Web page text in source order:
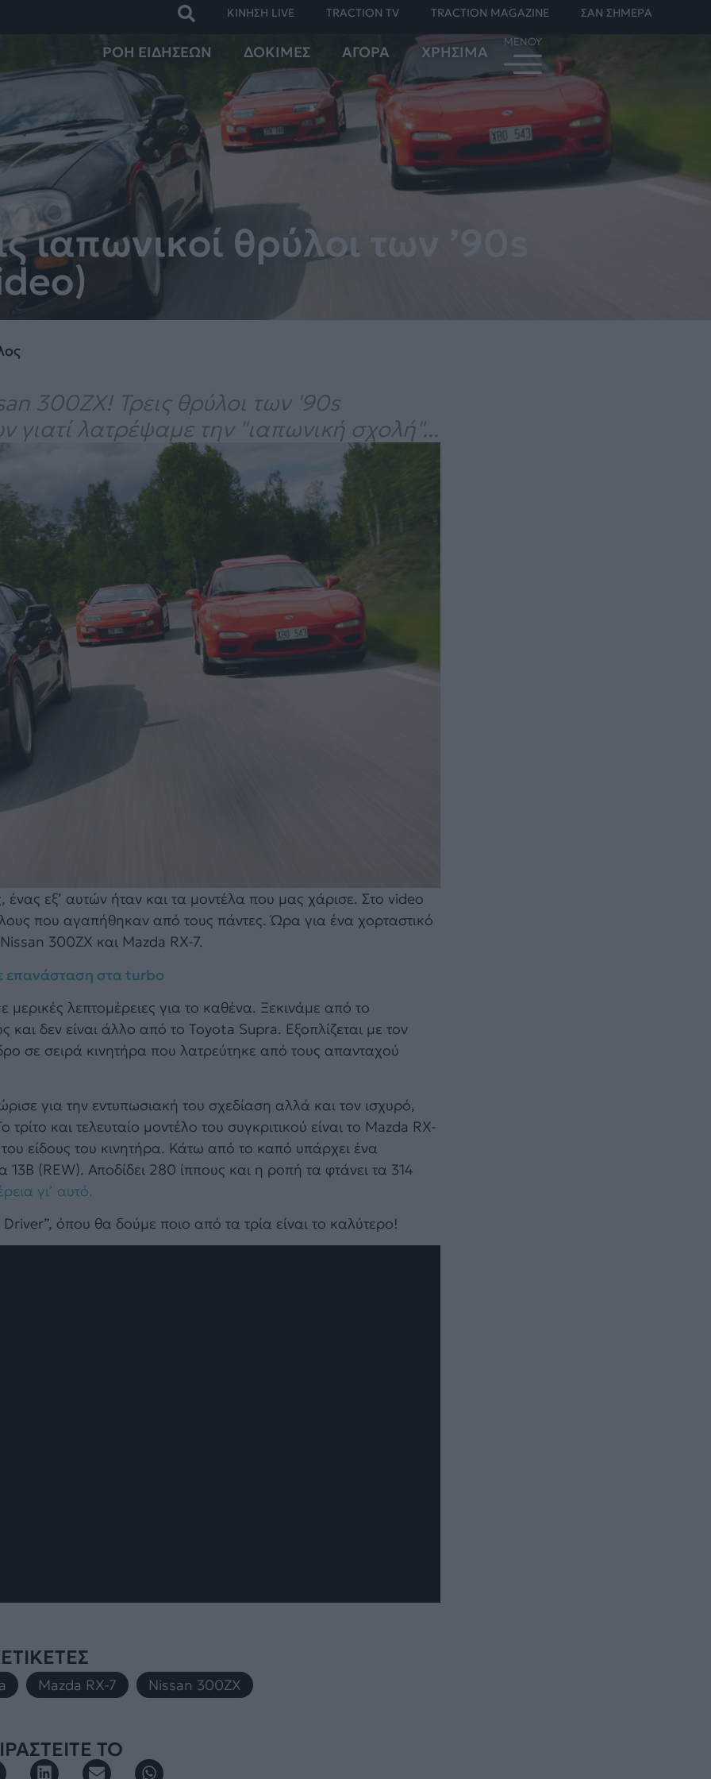
ΚΙΝΗΣΗ LIVE TRACTION TV TRACTION MAGAZINE ΣΑΝ ΣΗΜΕΡΑ
ΡΟΗ ΕΙΔΗΣΕΩΝ ΔΟΚΙΜΕΣ ΑΓΟΡΑ ΧΡΗΣΙΜΑ
ιαπωνικοί θρύλοι των ’90s
300ZX! Τρεις θρύλοι των '90s
γιατί λατρέψαμε την "ιαπωνική σχολή"...
εξ’ αυτών ήταν και τα μοντέλα που μας χάρισε. Στο video
που αγαπήθηκαν από τους πάντες. Ώρα για ένα χορταστικό
300ZX και Mazda RX-7.
επανάσταση στα turbo
λεπτομέρειες για το καθένα. Ξεκινάμε από το
δεν είναι άλλο από το Toyota Supra. Εξοπλίζεται με τον
σε σειρά κινητήρα που λατρεύτηκε από τους απανταχού
για την εντυπωσιακή του σχεδίαση αλλά και τον ισχυρό,
και τελευταίο μοντέλο του συγκριτικού είναι το Mazda RX-
είδους του κινητήρα. Κάτω από το καπό υπάρχει ένα
(REW). Αποδίδει 280 ίππους και η ροπή τα φτάνει τα 314
γι’ αυτό.
όπου θα δούμε ποιο από τα τρία είναι το καλύτερο!
ΕΤΙΚΕΤΕΣ
Mazda RX-7 Nissan 300ZX
ΤΟ